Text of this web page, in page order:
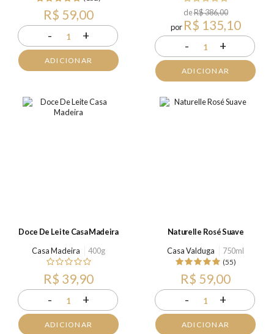
R$ 59,00
- 1 +
ADICIONAR
deR$ 386,00
por R$ 135,10
- 1 +
ADICIONAR
Doce De Leite Casa Madeira
Casa Madeira
400g
R$ 39,90
- 1 +
ADICIONAR
Naturelle Rosé Suave
Casa Valduga
750ml
(55)
R$ 59,00
- 1 +
ADICIONAR